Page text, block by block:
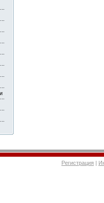
Регистрация |